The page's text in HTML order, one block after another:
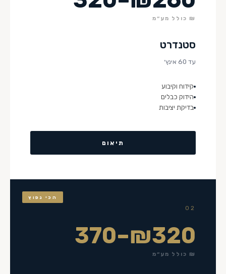
₪ כולל מע״מ
סטנדרט
עד 60 אינץ׳
קידוח וקיבוע
הידוק כבלים
בדיקת יציבות
תיאום
הכי נפוץ
02
₪320–370
₪ כולל מע״מ